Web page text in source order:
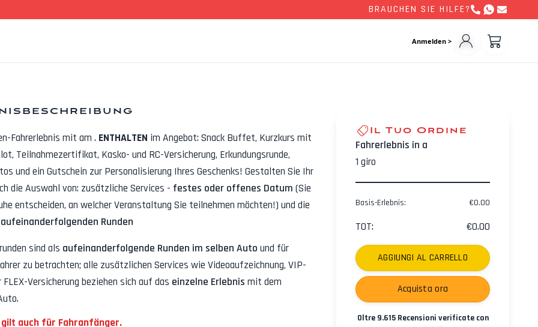
BRAUCHEN SIE HILFE?
Anmelden >
Fahrerlebnis mit am . ENTHALTEN im Angebot: Snack Buffet, Kurzkurs mit
Teilnahmezertifikat, Kasko- und RC-Versicherung, Erkundungsrunde,
und ein Gutschein zur Personalisierung Ihres Geschenks! Gestalten Sie Ihr
die Auswahl von: zusätzliche Services - festes oder offenes Datum (Sie
entscheiden, an welcher Veranstaltung Sie teilnehmen möchten!) und die
Runden
sind als aufeinanderfolgende Runden im selben Auto und für
zu betrachten; alle zusätzlichen Services wie Videoaufzeichnung, VIP-
Versicherung beziehen sich auf das einzelne Erlebnis mit dem
gilt auch für Fahranfänger.
Il Tuo Ordine
Fahrerlebnis in a
1 giro
Basis-Erlebnis: €0.00
TOT: €0.00
AGGIUNGI AL CARRELLO
Acquista ora
Oltre 9.615Recensioni verificate con